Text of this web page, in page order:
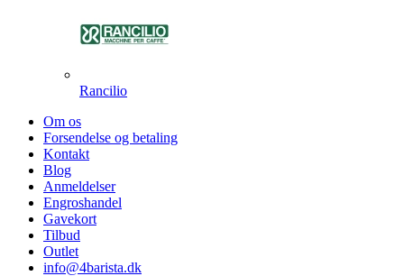
Rancilio
Om os
Forsendelse og betaling
Kontakt
Blog
Anmeldelser
Engroshandel
Gavekort
Tilbud
Outlet
info@4barista.dk